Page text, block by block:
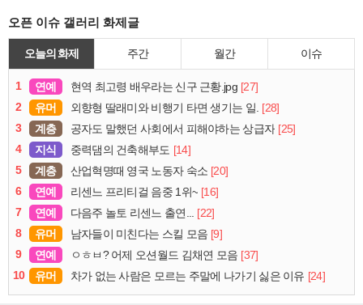
오픈 이슈 갤러리 화제글
오늘의 화제 주간 월간 이슈
1 연예 현역 최고령 배우라는 신구 근황.jpg [27]
2
유머 외향형 딸래미와 비행기 타면 생기는 일. [28]
3
계층 공자도 말했던 사회에서 피해야하는 상급자 [25]
4
지식 중력댐의 건축해부도 [14]
5
계층 산업혁명때 영국 노동자 숙소 [20]
6
연예 리센느 프리티걸 음중 1위~ [16]
7
연예 다음주 놀토 리센느 출연... [22]
8
유머 남자들이 미친다는 스킬 모음 [9]
9
연예 ㅇㅎㅂ? 어제 오션월드 김채연 모음 [37]
10
유머 차가 없는 사람은 모르는 주말에 나가기 싫은 이유 [24]